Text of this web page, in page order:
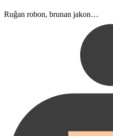
Ruĝan robon, brunan jakon…